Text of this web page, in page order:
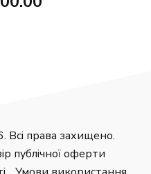
Всі права захищено.
публічної оферти